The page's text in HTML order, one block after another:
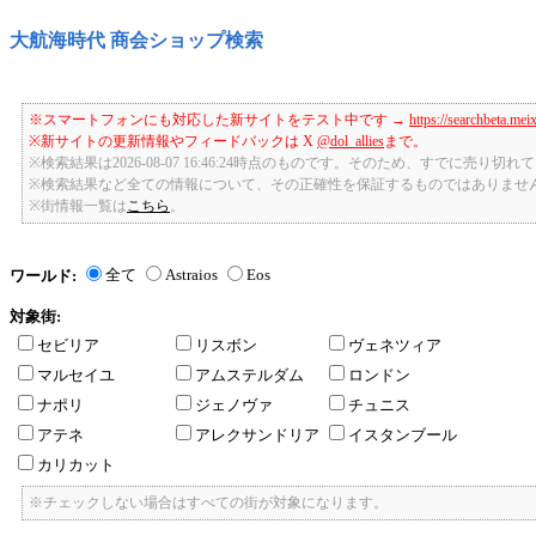
大航海時代 商会ショップ検索
※スマートフォンにも対応した新サイトをテスト中です → https://
※新サイトの更新情報やフィードバックは X @dol_alliesまで。
※検索結果は2026-08-07 16:46:24時点のものです。そのため、すでに売り切れ
※検索結果など全ての情報について、その正確性を保証するものではありませ
※街情報一覧は こちら
ワールド: 全て Astraios Eos
対象街:
セビリア
リスボン
ヴェネツィア
マルセイユ
アムステルダム
ロンドン
ナポリ
ジェノヴァ
チュニス
アテネ
アレクサンドリア
イスタンブール
カリカット
※チェックしない場合はすべての街が対象になります。